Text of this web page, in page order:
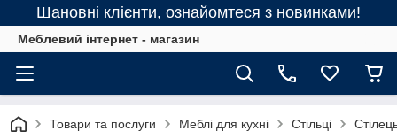
Шановні клієнти, ознайомтеся з новинками!
Меблевий інтернет - магазин
Товари та послуги Меблі для кухні Стільці